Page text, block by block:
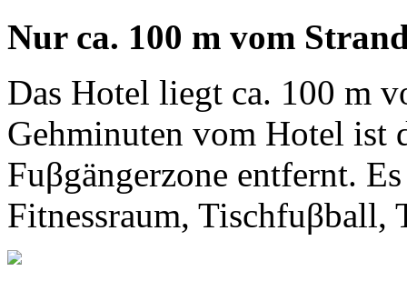
Nur ca. 100 m vom
Das Hotel liegt ca. 100 m
Gehminuten vom Hotel ist
Fuβgängerzone entfernt.
Fitnessraum, Tischfuβball,